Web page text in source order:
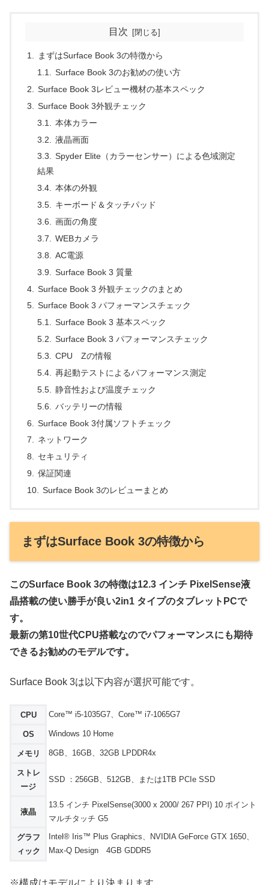
目次
まずはSurface Book 3の特徴から
Surface Book 3のお勧めの使い方
Surface Book 3レビュー機材の基本スペック
Surface Book 3外観チェック
本体カラー
液晶画面
Spyder Elite（カラーセンサー）による色域測定
結果
本体の外観
キーボード＆タッチパッド
画面の角度
WEBカメラ
AC電源
Surface Book 3 質量
Surface Book 3 外観チェックのまとめ
Surface Book 3 パフォーマンスチェック
Surface Book 3 基本スペック
Surface Book 3 パフォーマンスチェック
CPU Zの情報
再起動テストによるパフォーマンス測定
静音性および温度チェック
バッテリーの情報
Surface Book 3付属ソフトチェック
ネットワーク
セキュリティ
保証関連
Surface Book 3のレビューまとめ
まずはSurface Book 3の特徴から
このSurface Book 3の特徴は12.3 インチ PixelSense液
晶搭載の使い勝手が良い2in1 タイプのタブレットPCで
す。
最新の第10世代CPU搭載なのでパフォーマンスにも期待
できるお勧めのモデルです。
Surface Book 3は以下内容が選択可能です。
CPU Core™ i5-1035G7、Core™ i7-1065G7
OS Windows 10 Home
メモリ 8GB、16GB、32GB LPDDR4x
ストレ
ージ
SSD ：256GB、512GB、または1TB PCIe SSD
液晶
13.5 インチ PixelSense(3000 x 2000/ 267 PPI) 10 ポイント
マルチタッチ G5
グラフ
ィック
Intel® Iris™ Plus Graphics、NVIDIA GeForce GTX 1650、
Max-Q Design 4GB GDDR5